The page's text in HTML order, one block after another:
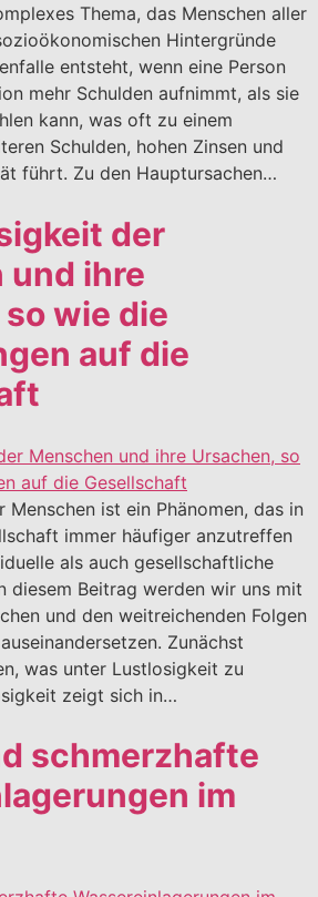
Thema, das Menschen aller
Hintergründe
entsteht, wenn eine Person
mehr Schulden aufnimmt, als sie
kann, was oft zu einem
Schulden, hohen Zinsen und
führt. Zu den Hauptursachen…
der
und ihre
wie die
auf die
ist ein Phänomen, das in
immer häufiger anzutreffen
als auch gesellschaftliche
diesem Beitrag werden wir uns mit
und den weitreichenden Folgen
Zunächst
was unter Lustlosigkeit zu
zeigt sich in…
schmerzhafte
im